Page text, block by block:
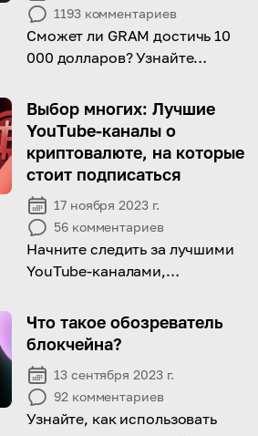
1193 комментариев
Сможет ли GRAM достичь 10
000 долларов? Узнайте
прогноза!
Выбор многих: Лучшие
YouTube-каналы о
криптовалюте, на которые
стоит подписаться
17 ноября 2023 г.
56 комментариев
Начните следить за лучшими
YouTube-каналами,
раскройте потенциал
криптовалютного мира
Что такое обозреватель
блокчейна?
13 сентября 2023 г.
92 комментариев
Узнайте, как использовать